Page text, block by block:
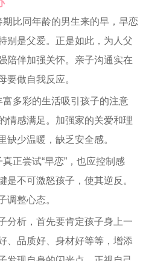
比同年龄的男生来的早，早恋
别是父爱。正是如此，为人父
陪伴加强关怀。亲子沟通实在
要做自我反应。
多彩的生活吸引孩子的注意
情感满足。加强家的关爱和理
缺少温暖，缺乏安全感。
正尝试“早恋”，也应控制感
是不可激怒孩子，使其逆反。
调整心态。
分析，首先要肯定孩子身上一
、品质好、身材好等等，增添